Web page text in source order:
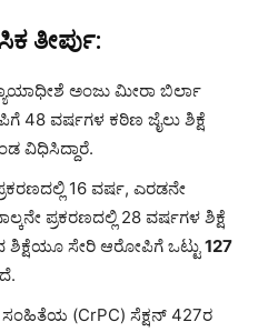
ತೀರ್ಪು:
ಅಂಜು ಮೀರಾ ಬಿರ್ಲಾ
48 ವರ್ಷಗಳ ಕಠಿಣ ಜೈಲು ಶಿಕ್ಷೆ
ವಿಧಿಸಿದ್ದಾರೆ.
16 ವರ್ಷ, ಎರಡನೇ
ಪ್ರಕರಣದಲ್ಲಿ 28 ವರ್ಷಗಳ ಶಿಕ್ಷೆ
ಶಿಕ್ಷೆಯೂ ಸೇರಿ ಆರೋಪಿಗೆ ಒಟ್ಟು127
ಸಂಹಿತೆಯ (CrPC) ಸೆಕ್ಷನ್ 427ರ